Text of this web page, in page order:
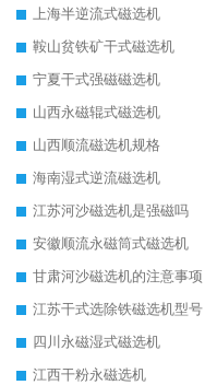
上海半逆流式磁选机
鞍山贫铁矿干式磁选机
宁夏干式强磁磁选机
山西永磁辊式磁选机
山西顺流磁选机规格
海南湿式逆流磁选机
江苏河沙磁选机是强磁吗
安徽顺流永磁筒式磁选机
甘肃河沙磁选机的注意事项
江苏干式选除铁磁选机型号
四川永磁湿式磁选机
江西干粉永磁选机